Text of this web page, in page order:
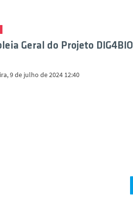
Geral do Projeto DIG4BIO
9 de julho de 2024 12:40